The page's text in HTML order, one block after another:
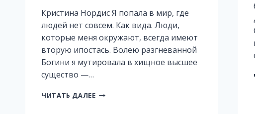
Кристина Нордис Я попала в мир, где
людей нет совсем. Как вида. Люди,
которые меня окружают, всегда имеют
вторую ипостась. Волею разгневанной
Богини я мутировала в хищное высшее
существо —…
ЧИТАТЬ ДАЛЕЕ МУЖЧИНЫ